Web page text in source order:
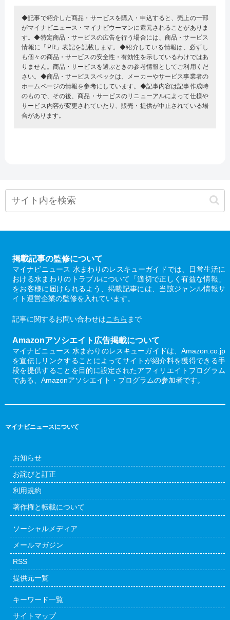
◆記事で紹介した商品・サービスを購入・申込すると、売上の一部
がマイナビニュース・マイナビウーマンに還元されることがありま
す。◆特定商品・サービスの広告を行う場合には、商品・サービス
情報に「PR」表記を記載します。◆紹介している情報は、必ずし
も個々の商品・サービスの安全性・有効性を示しているわけではあ
りません。商品・サービスを選ぶときの参考情報としてご利用くだ
さい。◆商品・サービススペックは、メーカーやサービス事業者の
ホームページの情報を参考にしています。◆記事内容は記事作成時
のもので、その後、商品・サービスのリニューアルによって仕様や
サービス内容が変更されていたり、販売・提供が中止されている場
合があります。
掲載記事の監修について
マイナビニュース 水まわりのレスキューガイドでは、日常生活に
おける水まわりのトラブルについて「適切で正しく有益な情報」
をお客様に届けられるよう、掲載記事には、当該ジャンル情報サ
イト運営企業の監修を入れています。
記事に関するお問い合わせはこちら まで
Amazonアソシエイト広告掲載について
マイナビニュース 水まわりのレスキューガイドは、Amazon.co.jp
を宣伝しリンクすることによってサイトが紹介料を獲得できる手
段を提供することを目的に設定されたアフィリエイトプログラム
である、Amazonアソシエイト・プログラムの参加者です。
マイナビニュースについて
お知らせ
お詫びと訂正
利用規約
著作権と転載について
ソーシャルメディア
メールマガジン
RSS
提供元一覧
キーワード一覧
サイトマップ